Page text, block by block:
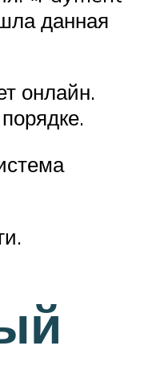
данная
онлайн.